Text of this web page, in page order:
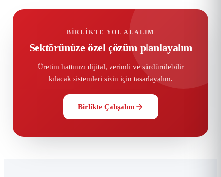
BIRLIKTE YOL ALALIM
Sektörünüze özel çözüm planlayalım
Üretim hattınızı dijital, verimli ve sürdürülebilir
kılacak sistemleri sizin için tasarlayalım.
Birlikte Çalışalım